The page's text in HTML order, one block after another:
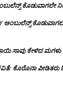
ಅಂಬುಲೆನ್ಸ್
ಸಾವು ಕೇಳಿದ ಮಗಳು
ಕೊರೊನಾ